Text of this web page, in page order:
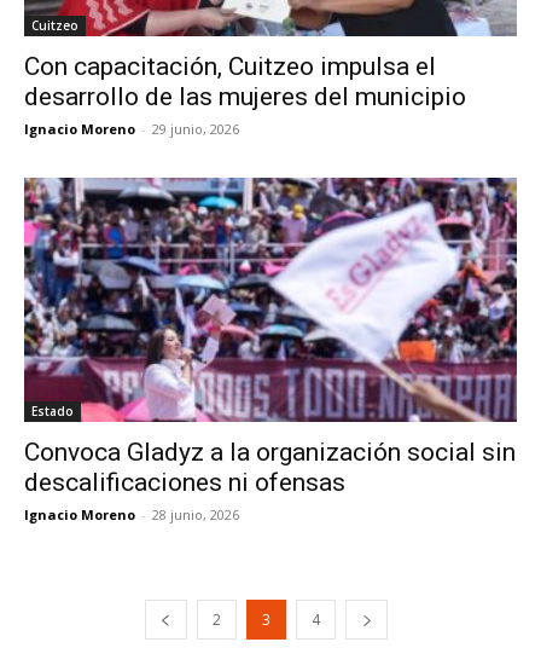
Cuitzeo
Con capacitación, Cuitzeo impulsa el
desarrollo de las mujeres del municipio
Ignacio Moreno - 29 junio, 2026
Estado
Convoca Gladyz a la organización social sin
descalificaciones ni ofensas
Ignacio Moreno - 28 junio, 2026
2 3 4